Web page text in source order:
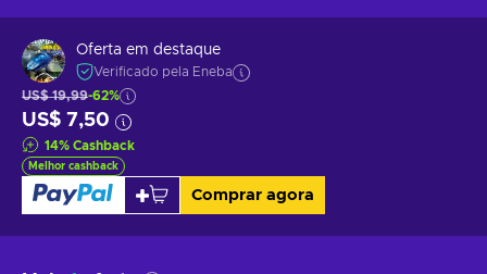
Oferta em destaque
Verificado pela Eneba
US$ 19,99-62%
US$ 7,50
14% Cashback
Melhor cashback
Comprar agora